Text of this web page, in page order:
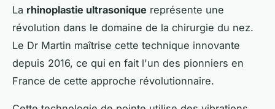
La rhinoplastie ultrasonique représente une
révolution dans le domaine de la chirurgie du nez.
Le Dr Martin maîtrise cette technique innovante
depuis 2016, ce qui en fait l'un des pionniers en
France de cette approche révolutionnaire.